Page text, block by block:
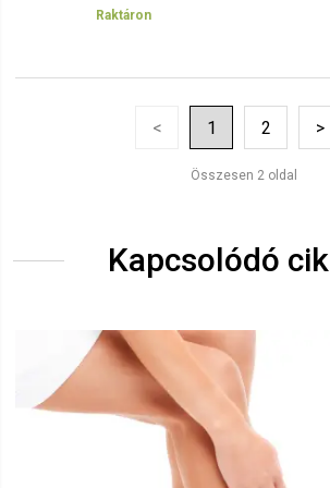
Raktáron
< 1 2 >
Összesen 2 oldal
Kapcsolódó